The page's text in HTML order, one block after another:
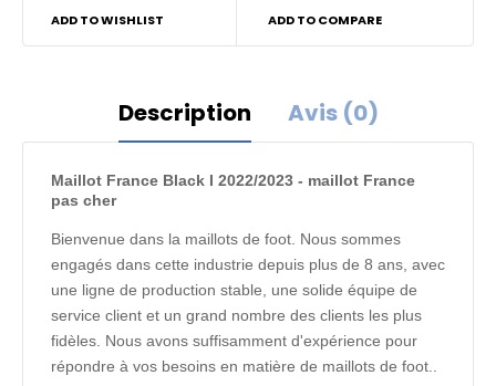
ADD TO WISHLIST ADD TO COMPARE
Description Avis (0)
Maillot France Black I 2022/2023 - maillot France
pas cher
Bienvenue dans la maillots de foot. Nous sommes
engagés dans cette industrie depuis plus de 8 ans, avec
une ligne de production stable, une solide équipe de
service client et un grand nombre des clients les plus
fidèles. Nous avons suffisamment d'expérience pour
répondre à vos besoins en matière de maillots de foot..